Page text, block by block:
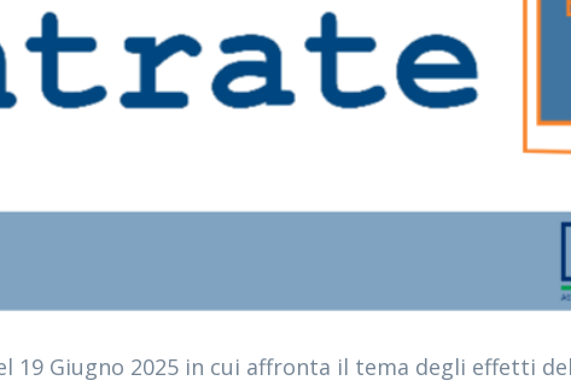
19 Giugno 2025 in cui affronta il tema degli effetti